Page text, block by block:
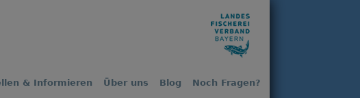
& Informieren Über uns Blog Noch Fragen?